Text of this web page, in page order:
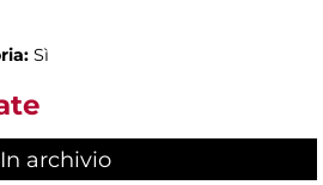
Sì
In archivio